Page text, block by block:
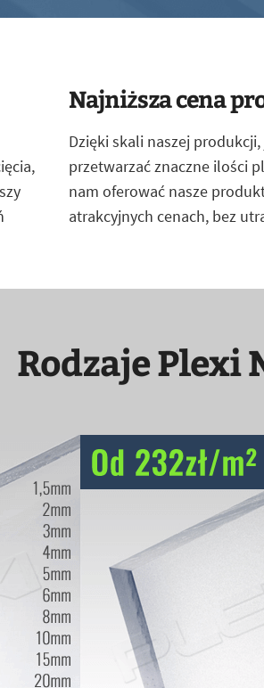
Najniższa cena
Dzięki skali naszej
przetwarzać znaczne ilości
nam oferować nasze
atrakcyjnych cenach, bez
Rodzaje Plexi